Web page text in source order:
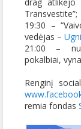
Transvestite”;
19:30 –
vedėjas –
21:00 –
pokalbiai,
Renginį
remia fondas